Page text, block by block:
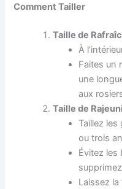
Comment Tailler
Taille de
À
Faites un
une
aux
Taille de
Taillez
ou trois
Évitez les
Laissez